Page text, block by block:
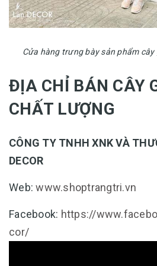
Cửa hàng trưng bày sản phẩm
ĐỊA CHỈ BÁN CÂY
CHẤT LƯỢNG
CÔNG TY TNHH XNK VÀ
DECOR
Web:www.shoptrangtri.vn
Facebook: https://
cor/